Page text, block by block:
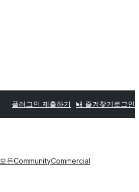
플러그인 제출하기 내 즐겨찾기 로그인
모든CommunityCommercial